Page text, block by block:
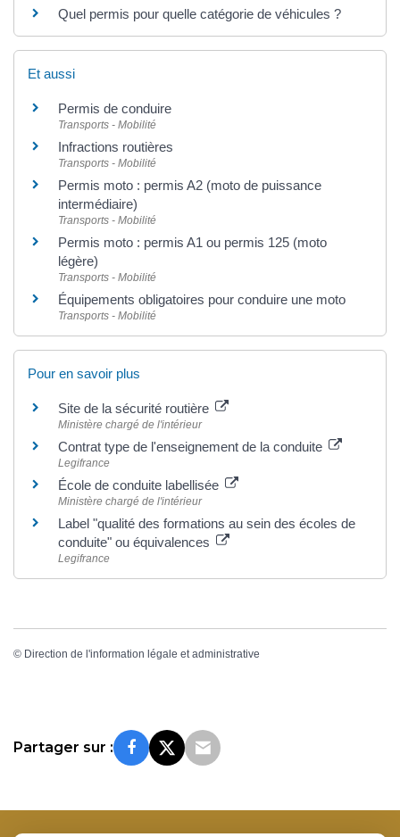
Quel permis pour quelle catégorie de véhicules ?
Et aussi
Permis de conduire
Transports - Mobilité
Infractions routières
Transports - Mobilité
Permis moto : permis A2 (moto de puissance
intermédiaire)
Transports - Mobilité
Permis moto : permis A1 ou permis 125 (moto
légère)
Transports - Mobilité
Équipements obligatoires pour conduire une moto
Transports - Mobilité
Pour en savoir plus
Site de la sécurité routière
Ministère chargé de l'intérieur
Contrat type de l'enseignement de la conduite
Legifrance
École de conduite labellisée
Ministère chargé de l'intérieur
Label "qualité des formations au sein des écoles de
conduite" ou équivalences
Legifrance
© Direction de l'information légale et administrative
Partager sur :